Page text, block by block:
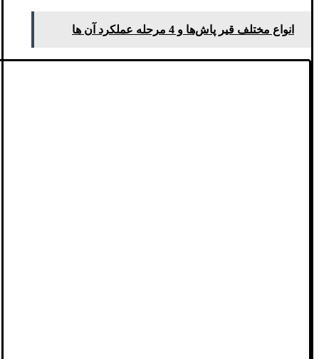
انواع مختلف قیر پاش‌ها و 4 مرحله عملکرد آن ها